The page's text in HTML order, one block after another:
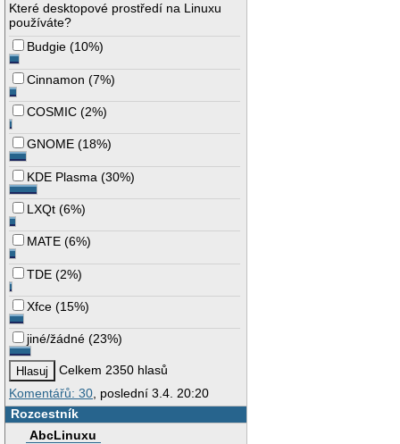
Které desktopové prostředí na Linuxu
používáte?
Budgie (10%)
Cinnamon (7%)
COSMIC (2%)
GNOME (18%)
KDE Plasma (30%)
LXQt (6%)
MATE (6%)
TDE (2%)
Xfce (15%)
jiné/žádné (23%)
Celkem 2350 hlasů
Komentářů: 30 , poslední 3.4. 20:20
Rozcestník
AbcLinuxu